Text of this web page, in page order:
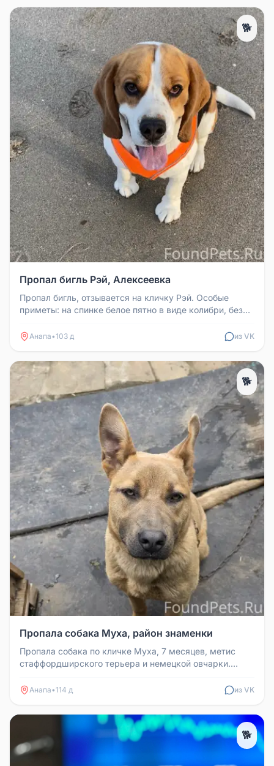
🐕
Пропал бигль Рэй, Алексеевка
Пропал бигль, отзывается на кличку Рэй. Особые
приметы: на спинке белое пятно в виде колибри, без
Анапа•103 д из VK
🐕
Пропала собака Муха, район знаменки
Пропала собака по кличке Муха, 7 месяцев, метис
стаффордширского терьера и немецкой овчарки.
Анапа•114 д из VK
🐕